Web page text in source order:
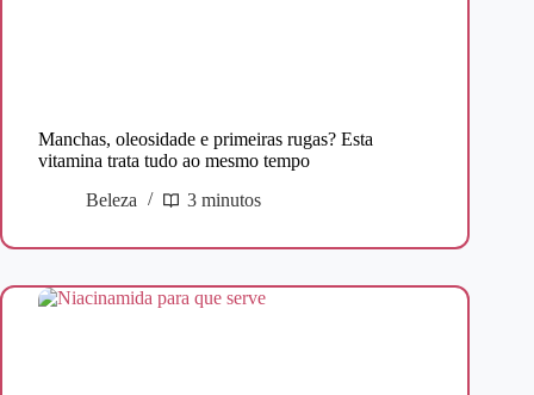
Manchas, oleosidade e primeiras rugas? Esta
vitamina trata tudo ao mesmo tempo
Beleza
3 minutos